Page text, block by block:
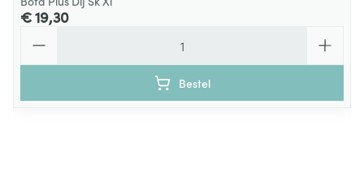
€ 19,30
Bestel